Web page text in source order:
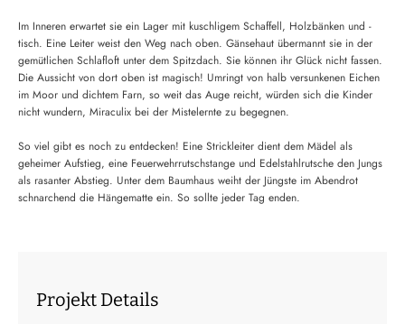
Im Inneren erwartet sie ein Lager mit kuschligem Schaffell, Holzbänken und -
tisch. Eine Leiter weist den Weg nach oben. Gänsehaut übermannt sie in der
gemütlichen Schlafloft unter dem Spitzdach. Sie können ihr Glück nicht fassen.
Die Aussicht von dort oben ist magisch! Umringt von halb versunkenen Eichen
im Moor und dichtem Farn, so weit das Auge reicht, würden sich die Kinder
nicht wundern, Miraculix bei der Mistelernte zu begegnen.
So viel gibt es noch zu entdecken! Eine Strickleiter dient dem Mädel als
geheimer Aufstieg, eine Feuerwehrrutschstange und Edelstahlrutsche den Jungs
als rasanter Abstieg. Unter dem Baumhaus weiht der Jüngste im Abendrot
schnarchend die Hängematte ein. So sollte jeder Tag enden.
Projekt Details